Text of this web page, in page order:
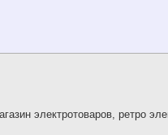
электротоваров, ретро